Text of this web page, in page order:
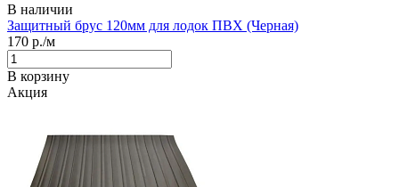
В наличии
Защитный брус 120мм для лодок ПВХ (Черная)
170 р./м
В корзину
Акция